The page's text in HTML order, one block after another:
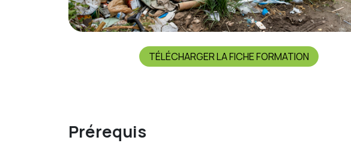
TÉLÉCHARGER LA FICHE FORMATION
Prérequis